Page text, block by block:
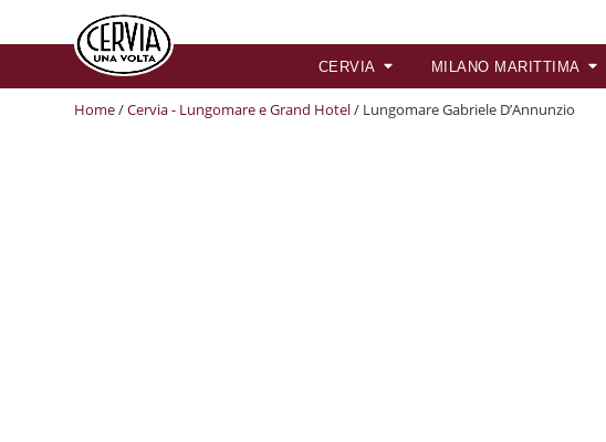
CERVIA MILANO MARITTIMA
Home/Cervia - Lungomare e Grand Hotel/ Lungomare Gabriele D’Annunzio